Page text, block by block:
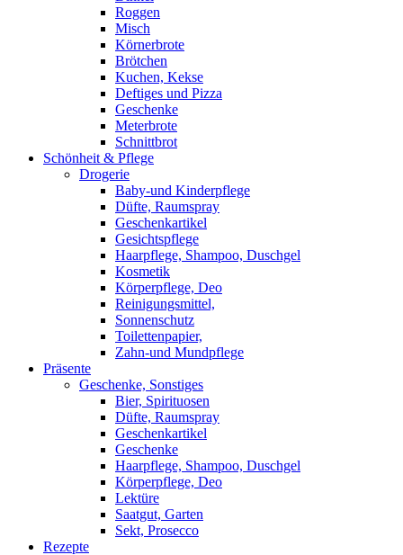
Roggen
Misch
Körnerbrote
Brötchen
Kuchen, Kekse
Deftiges und Pizza
Geschenke
Meterbrote
Schnittbrot
Schönheit & Pflege
Drogerie
Baby-und Kinderpflege
Düfte, Raumspray
Geschenkartikel
Gesichtspflege
Haarpflege, Shampoo, Duschgel
Kosmetik
Körperpflege, Deo
Reinigungsmittel,
Sonnenschutz
Toilettenpapier,
Zahn-und Mundpflege
Präsente
Geschenke, Sonstiges
Bier, Spirituosen
Düfte, Raumspray
Geschenkartikel
Geschenke
Haarpflege, Shampoo, Duschgel
Körperpflege, Deo
Lektüre
Saatgut, Garten
Sekt, Prosecco
Rezepte